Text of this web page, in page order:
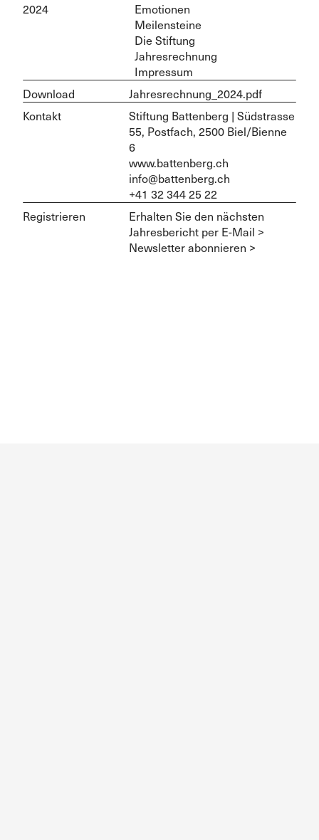
2024
Emotionen
Meilensteine
Die Stiftung
Jahresrechnung
Impressum
Download
Jahresrechnung_2024.pdf
Kontakt
Stiftung Battenberg | Südstrasse
55, Postfach, 2500 Biel/Bienne
6
www.battenberg.ch
info@battenberg.ch
+41 32 344 25 22
Registrieren
Erhalten Sie den nächsten
Jahresbericht per E-Mail >
Newsletter abonnieren >